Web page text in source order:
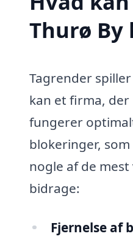
Thurø
Tagrender
kan et firma,
fungerer
blokeringer,
nogle af de
bidrage:
Fjernelse af